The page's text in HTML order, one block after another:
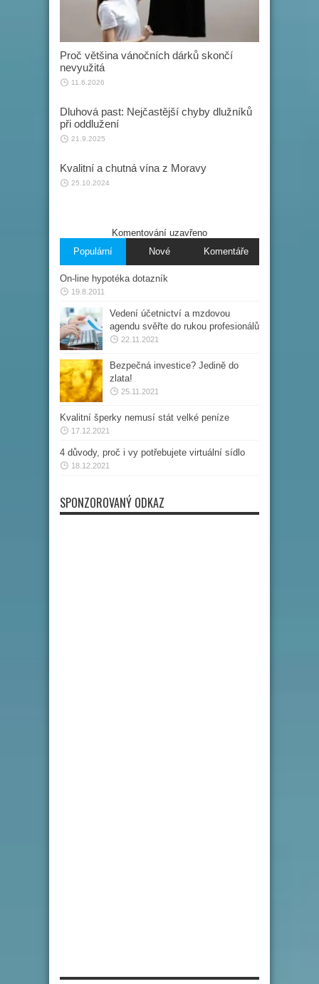
Proč většina vánočních dárků skončí
nevyužitá
11.6.2026
Dluhová past: Nejčastější chyby dlužníků
při oddlužení
21.9.2025
Kvalitní a chutná vína z Moravy
25.10.2024
Komentování uzavřeno
Populární
Nové Komentáře
On-line hypotéka dotazník
19.8.2011
Vedení účetnictví a mzdovou
agendu svěřte do rukou profesionálů
22.11.2021
Bezpečná investice? Jedině do
zlata!
25.11.2021
Kvalitní šperky nemusí stát velké peníze
17.12.2021
4 důvody, proč i vy potřebujete virtuální sídlo
18.12.2021
SPONZOROVANÝ ODKAZ